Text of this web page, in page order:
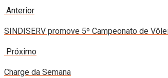
Anterior
SINDISERV promove 5º Campeonato de
Próximo
Charge da Semana